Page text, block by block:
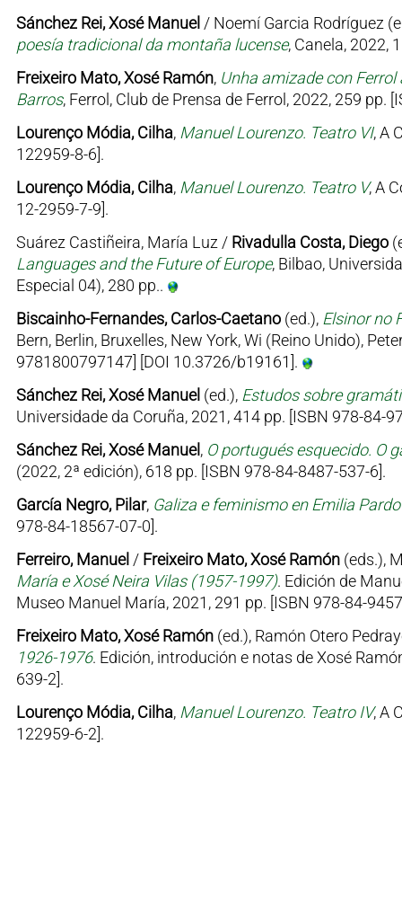
Sánchez Rei, Xosé Manuel / Noemí Garcia Rodríguez
poesía tradicional da montaña lucense, Canela, 2022,
Freixeiro Mato, Xosé Ramón, Unha amizade con
Barros, Ferrol, Club de Prensa de Ferrol, 2022, 259 pp.
Lourenço Módia, Cilha, Manuel Lourenzo. Teatro VI, A
122959-8-6].
Lourenço Módia, Cilha, Manuel Lourenzo. Teatro V, A
12-2959-7-9].
Suárez Castiñeira, María Luz / Rivadulla Costa, Diego
Languages and the Future of Europe, Bilbao,
Especial 04), 280 pp..
Biscainho-Fernandes, Carlos-Caetano(ed.), Elsinor no
Bern, Berlin, Bruxelles, New York, Wi (Reino Unido),
9781800797147] [DOI 10.3726/b19161].
Sánchez Rei, Xosé Manuel (ed.), Estudos sobre
Universidade da Coruña, 2021, 414 pp. [ISBN 978-84-
Sánchez Rei, Xosé Manuel, O portugués esquecido. O
(2022, 2ª edición), 618 pp. [ISBN 978-84-8487-537-6].
García Negro, Pilar, Galiza e feminismo en Emilia
978-84-18567-07-0].
Ferreiro, Manuel / Freixeiro Mato, Xosé Ramón(eds.),
María e Xosé Neira Vilas (1957-1997). Edición de
Museo Manuel María, 2021, 291 pp. [ISBN 978-84-
Freixeiro Mato, Xosé Ramón(ed.), Ramón Otero
1926-1976. Edición, introdución e notas de Xosé
639-2].
Lourenço Módia, Cilha, Manuel Lourenzo. Teatro IV, A
122959-6-2].